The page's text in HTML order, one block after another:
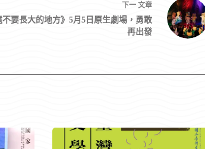
下一 文章
不要長大的地方》5月5日原生劇場，勇敢
再出發